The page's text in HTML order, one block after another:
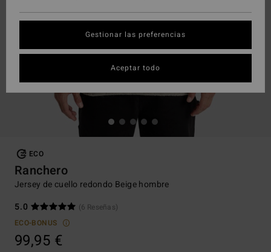
ECO
Ranchero
Jersey de cuello redondo Beige hombre
5.0
(6 Reseñas)
ECO-BONUS
99,95 €
Gestionar las preferencias
Aceptar todo